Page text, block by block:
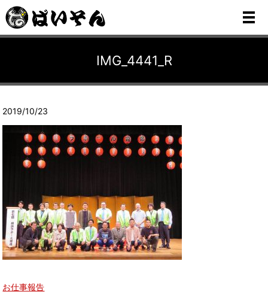
メ
IMG_4441_R
2019/10/23
お仕事報告